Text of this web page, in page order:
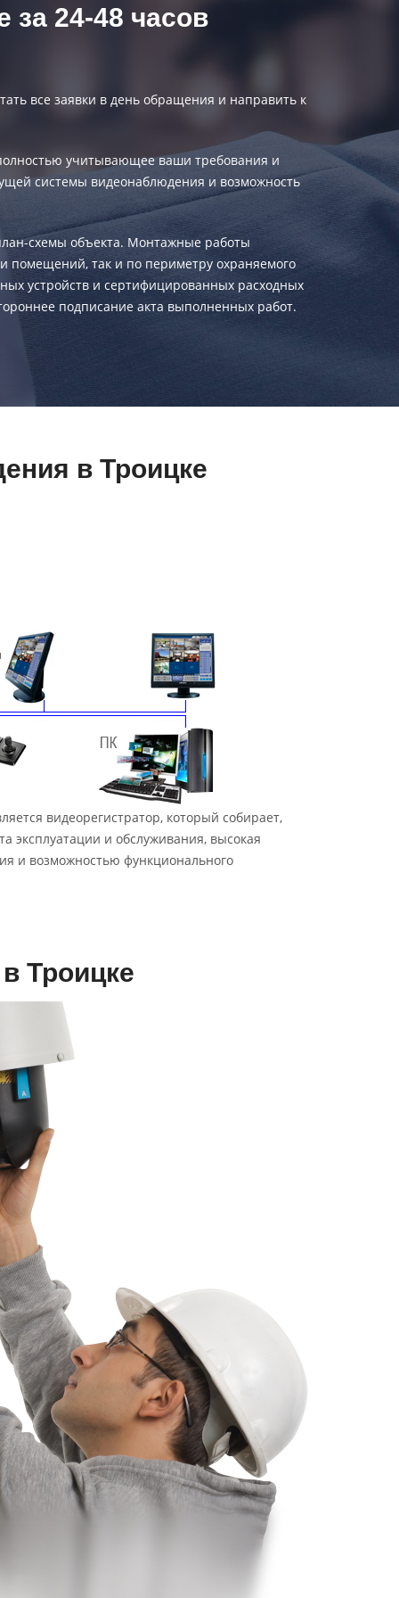
за 24-48 часов
все заявки в день обращения и направить к
полностью учитывающее ваши требования и
системы видеонаблюдения и возможность
схемы объекта. Монтажные работы
помещений, так и по периметру охраняемого
устройств и сертифицированных расходных
подписание акта выполненных работ.
в Троицке
видеорегистратор, который собирает,
и обслуживания, высокая
и возможностью функционального
Троицке